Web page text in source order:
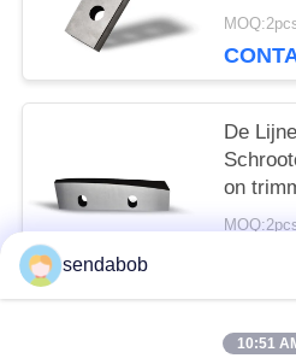
De
on
populaire
sendabob
10:51